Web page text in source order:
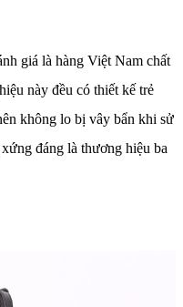
giá là hàng Việt Nam chất
này đều có thiết kế trẻ
không lo bị vây bẩn khi sử
đáng là thương hiệu ba